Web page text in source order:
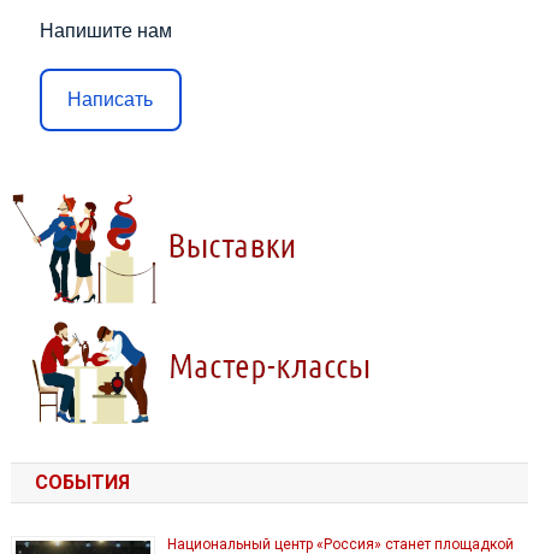
Напишите нам
Написать
СОБЫТИЯ
Национальный центр «Россия» станет площадкой